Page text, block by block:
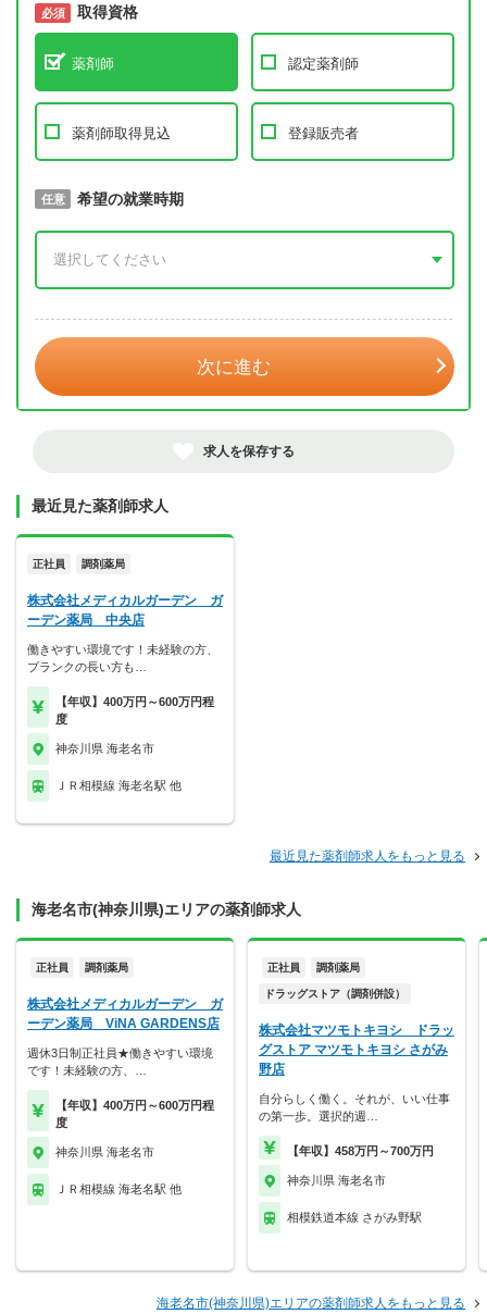
必須 取得資格
薬剤師 認定薬剤師
薬剤師取得見込 登録販売者
必須 取得予定年
任意 希望の就業時期
次に進む
求人を保存する
最近見た薬剤師求人
正社員 調剤薬局
株式会社メディカルガーデン ガ
ーデン薬局 中央店
働きやすい環境です！未経験の方、
ブランクの長い方も…
【年収】400万円～600万円程
度
神奈川県 海老名市
ＪＲ相模線 海老名駅 他
最近見た薬剤師求人をもっと見る
海老名市(神奈川県)エリアの薬剤師求人
正社員 調剤薬局
株式会社メディカルガーデン ガ
ーデン薬局 ViNA GARDENS店
週休3日制正社員★働きやすい環境
です！未経験の方、…
【年収】400万円～600万円程
度
神奈川県 海老名市
ＪＲ相模線 海老名駅 他
正社員 調剤薬局
ドラッグストア（調剤併設）
株式会社マツモトキヨシ ドラッ
グストア マツモトキヨシ さがみ
野店
自分らしく働く。それが、いい仕事
の第一歩。選択的週…
【年収】458万円～700万円
神奈川県 海老名市
相模鉄道本線 さがみ野駅
海老名市(神奈川県)エリアの薬剤師求人をもっと見る